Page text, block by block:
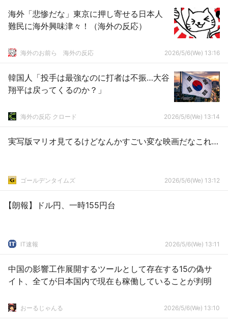
海外「悲惨だな」東京に押し寄せる日本人
難民に海外興味津々！（海外の反応）
海外のお前ら 海外の反応 2026/5/6(We) 13:16
韓国人「投手は最強なのに打者は不振…大谷
翔平は戻ってくるのか？」
海外の反応 クロード 2026/5/6(We) 13:14
実写版マリオ見てるけどなんかすごい変な映画だなこれ…
ゴールデンタイムズ 2026/5/6(We) 13:12
【朗報】ドル円、一時155円台
IT速報 2026/5/6(We) 13:11
中国の影響工作展開するツールとして存在する15の偽サ
イト、全てが日本国内で現在も稼働していることが判明
おーるじゃんる 2026/5/6(We) 13:10